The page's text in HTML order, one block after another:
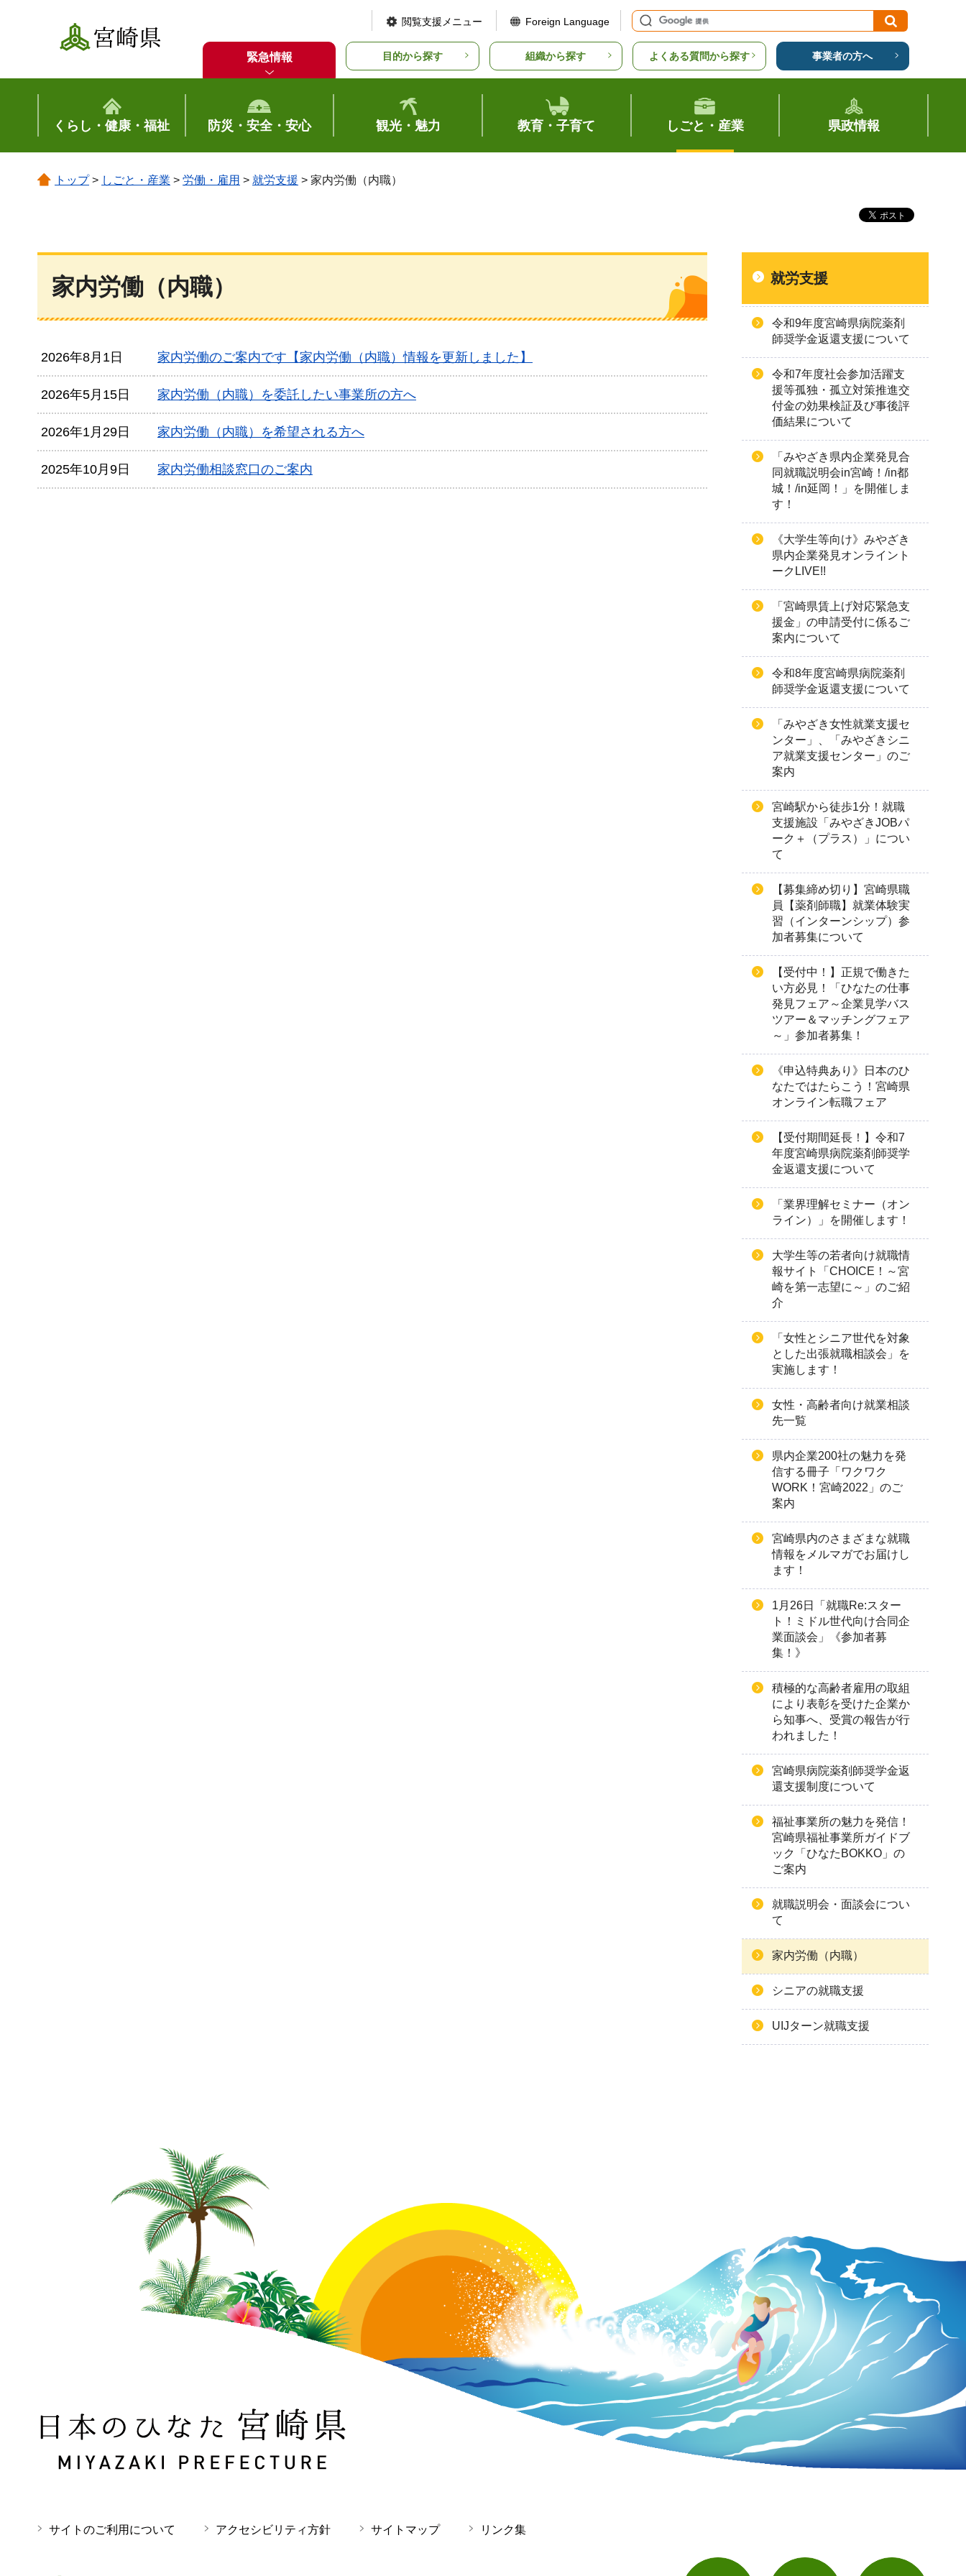
宮崎県
閲覧支援メニュー Foreign Language
緊急情報 目的から探す 組織から探す よくある質問から探す 事業者の方へ
くらし・健康・福祉 防災・安全・安心 観光・魅力 教育・子育て しごと・産業 県政情報
トップ> しごと・産業 > 労働・雇用 > 就労支援 > 家内労働（内職）
家内労働（内職）
2026年8月1日 家内労働のご案内です【家内労働（内職）情報を更新しました】
2026年5月15日 家内労働（内職）を委託したい事業所の方へ
2026年1月29日 家内労働（内職）を希望される方へ
2025年10月9日 家内労働相談窓口のご案内
就労支援
令和9年度宮崎県病院薬剤
師奨学金返還支援について
令和7年度社会参加活躍支
援等孤独・孤立対策推進交
付金の効果検証及び事後評
価結果について
「みやざき県内企業発見合
同就職説明会in宮崎！/in都
城！/in延岡！」を開催しま
す！
《大学生等向け》みやざき
県内企業発見オンライント
ークLIVE!!
「宮崎県賃上げ対応緊急支
援金」の申請受付に係るご
案内について
令和8年度宮崎県病院薬剤
師奨学金返還支援について
「みやざき女性就業支援セ
ンター」、「みやざきシニ
ア就業支援センター」のご
案内
宮崎駅から徒歩1分！就職
支援施設「みやざきJOBパ
ーク＋（プラス）」につい
て
【募集締め切り】宮崎県職
員【薬剤師職】就業体験実
習（インターンシップ）参
加者募集について
【受付中！】正規で働きた
い方必見！「ひなたの仕事
発見フェア～企業見学バス
ツアー＆マッチングフェア
～」参加者募集！
《申込特典あり》日本のひ
なたではたらこう！宮崎県
オンライン転職フェア
【受付期間延長！】令和7
年度宮崎県病院薬剤師奨学
金返還支援について
「業界理解セミナー（オン
ライン）」を開催します！
大学生等の若者向け就職情
報サイト「CHOICE！～宮
崎を第一志望に～」のご紹
介
「女性とシニア世代を対象
とした出張就職相談会」を
実施します！
女性・高齢者向け就業相談
先一覧
県内企業200社の魅力を発
信する冊子「ワクワク
WORK！宮崎2022」のご
案内
宮崎県内のさまざまな就職
情報をメルマガでお届けし
ます！
1月26日「就職Re:スター
ト！ミドル世代向け合同企
業面談会」《参加者募
集！》
積極的な高齢者雇用の取組
により表彰を受けた企業か
ら知事へ、受賞の報告が行
われました！
宮崎県病院薬剤師奨学金返
還支援制度について
福祉事業所の魅力を発信！
宮崎県福祉事業所ガイドブ
ック「ひなたBOKKO」の
ご案内
就職説明会・面談会につい
て
家内労働（内職）
シニアの就職支援
UIJターン就職支援
日本のひなた 宮崎県 MIYAZAKI PREFECTURE
サイトのご利用について アクセシビリティ方針 サイトマップ リンク集